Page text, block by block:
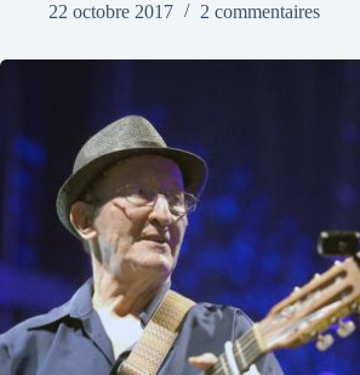
22 octobre 2017
2 commentaires